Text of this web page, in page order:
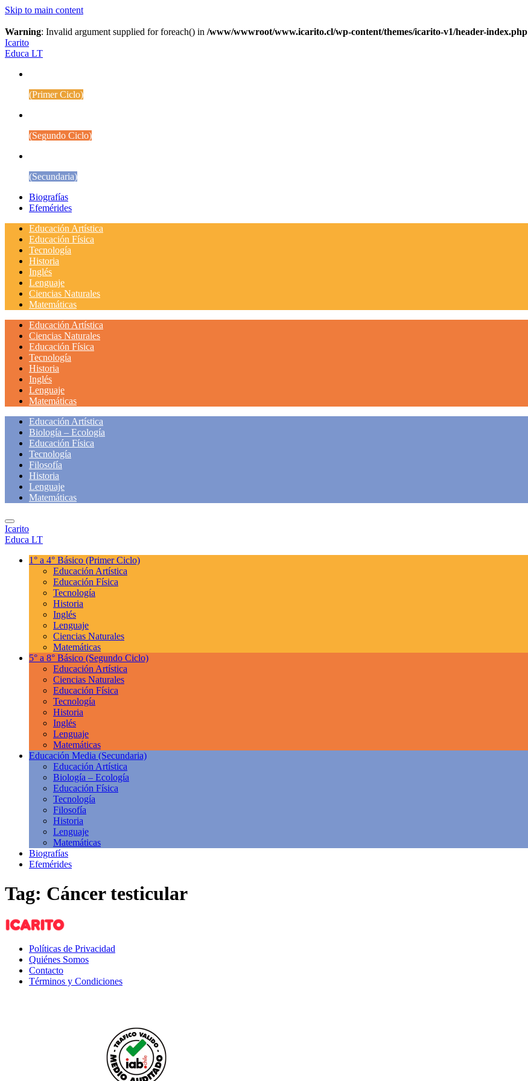
Skip to main content
Warning: Invalid argument supplied for foreach() in /www/wwwroot/www.icarito.cl/wp-content/themes/icarito-v1/header-index.php
Icarito
Educa LT
(Primer Ciclo)
(Segundo Ciclo)
(Secundaria)
Biografías
Efemérides
Educación Artística
Educación Física
Tecnología
Historia
Inglés
Lenguaje
Ciencias Naturales
Matemáticas
Educación Artística
Ciencias Naturales
Educación Física
Tecnología
Historia
Inglés
Lenguaje
Matemáticas
Educación Artística
Biología – Ecología
Educación Física
Tecnología
Filosofía
Historia
Lenguaje
Matemáticas
Icarito
Educa LT
1° a 4° Básico (Primer Ciclo)
Educación Artística
Educación Física
Tecnología
Historia
Inglés
Lenguaje
Ciencias Naturales
Matemáticas
5° a 8° Básico (Segundo Ciclo)
Educación Artística
Ciencias Naturales
Educación Física
Tecnología
Historia
Inglés
Lenguaje
Matemáticas
Educación Media (Secundaria)
Educación Artística
Biología – Ecología
Educación Física
Tecnología
Filosofía
Historia
Lenguaje
Matemáticas
Biografías
Efemérides
Tag: Cáncer testicular
Políticas de Privacidad
Quiénes Somos
Contacto
Términos y Condiciones